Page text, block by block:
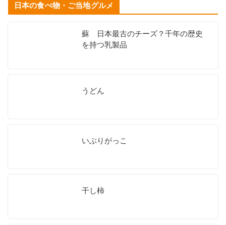
日本の食べ物・ご当地グルメ
蘇 日本最古のチーズ？千年の歴史
を持つ乳製品
うどん
いぶりがっこ
干し柿